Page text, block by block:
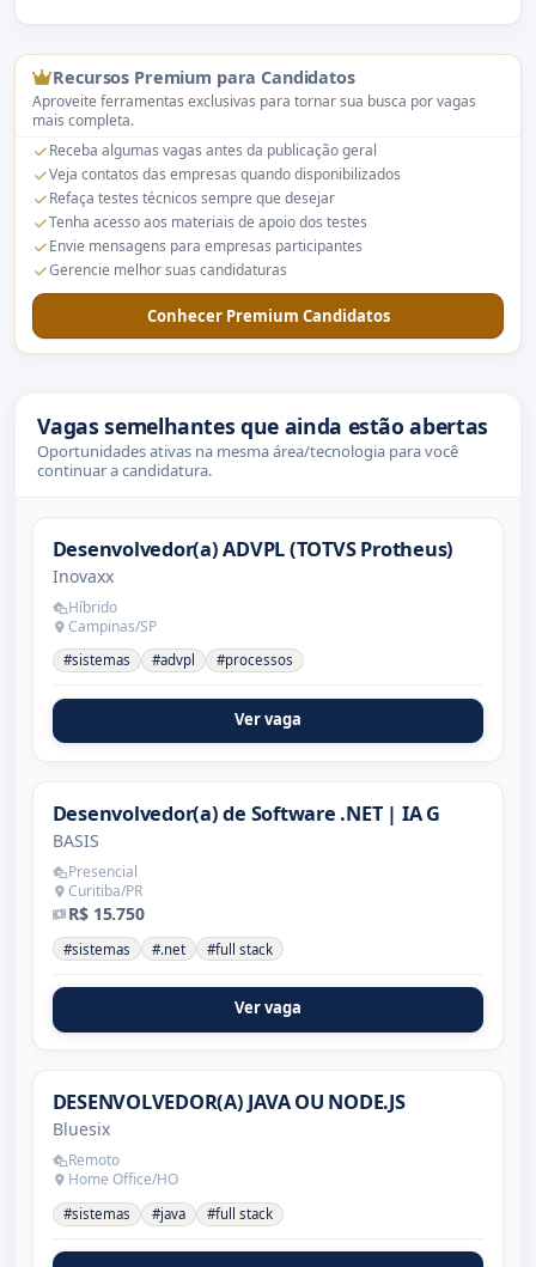
Recursos Premium para Candidatos
Aproveite ferramentas exclusivas para tornar sua busca por vagas
mais completa.
Receba algumas vagas antes da publicação geral
Veja contatos das empresas quando disponibilizados
Refaça testes técnicos sempre que desejar
Tenha acesso aos materiais de apoio dos testes
Envie mensagens para empresas participantes
Gerencie melhor suas candidaturas
Conhecer Premium Candidatos
Vagas semelhantes que ainda estão abertas
Oportunidades ativas na mesma área/tecnologia para você
continuar a candidatura.
Desenvolvedor(a) ADVPL (TOTVS Protheus)
Inovaxx
Híbrido
Campinas/SP
#sistemas #advpl #processos
Ver vaga
Desenvolvedor(a) de Software .NET | IA G
BASIS
Presencial
Curitiba/PR
R$ 15.750
#sistemas #.net #full stack
Ver vaga
DESENVOLVEDOR(A) JAVA OU NODE.JS
Bluesix
Remoto
Home Office/HO
#sistemas #java #full stack